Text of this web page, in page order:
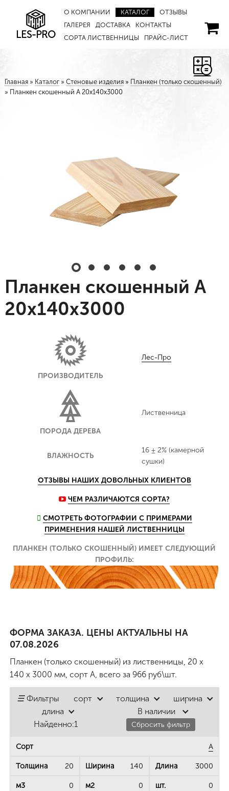
LES-PRO
О КОМПАНИИ КАТАЛОГ
ОТЗЫВЫ
ГАЛЕРЕЯ
ДОСТАВКА
КОНТАКТЫ
СОРТА ЛИСТВЕННИЦЫ
ПРАЙС-ЛИСТ
Главная» Каталог» Стеновые изделия» Планкен (только скошенный)
» Планкен скошенный A 20х140х3000
Планкен скошенный A
20х140х3000
ПРОИЗВОДИТЕЛЬ
Лес-Про
ПОРОДА ДЕРЕВА
Лиственница
ВЛАЖНОСТЬ
16 ± 2% (камерной
сушки)
ОТЗЫВЫ НАШИХ ДОВОЛЬНЫХ КЛИЕНТОВ
ЧЕМ РАЗЛИЧАЮТСЯ СОРТА?
СМОТРЕТЬ ФОТОГРАФИИ С ПРИМЕРАМИ
ПРИМЕНЕНИЯ НАШЕЙ ЛИСТВЕННИЦЫ
ПЛАНКЕН (ТОЛЬКО СКОШЕННЫЙ) ИМЕЕТ СЛЕДУЮЩИЙ
ПРОФИЛЬ:
ФОРМА ЗАКАЗА. ЦЕНЫ АКТУАЛЬНЫ НА
07.08.2026
Планкен (только скошенный) из лиственницы, 20 x
140 x 3000 мм, сорт А, всего за 966руб\шт.
☰ Фильтры сорт толщина
ширина
длина
В наличии
Найденно:1 Сбросить фильтр
А
20 140 3000
0 0 0